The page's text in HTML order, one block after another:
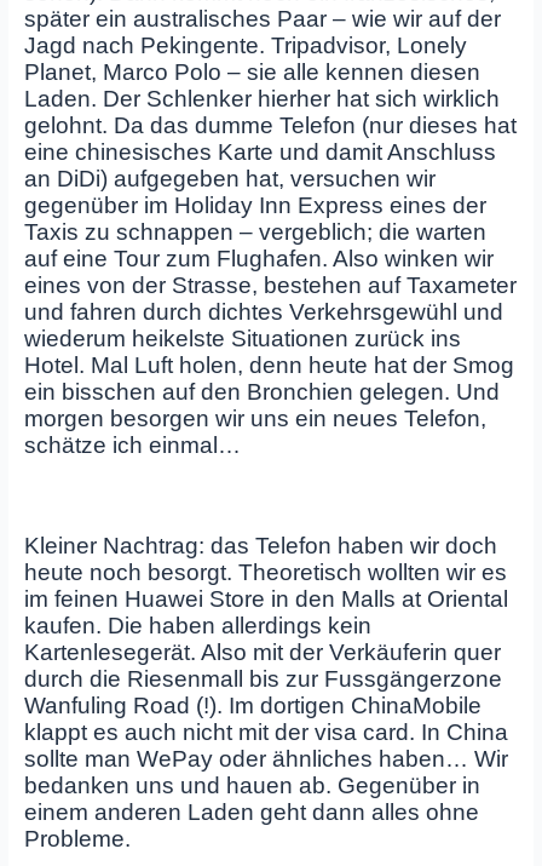
später ein australisches Paar – wie wir auf der
Jagd nach Pekingente. Tripadvisor, Lonely
Planet, Marco Polo – sie alle kennen diesen
Laden. Der Schlenker hierher hat sich wirklich
gelohnt. Da das dumme Telefon (nur dieses hat
eine chinesisches Karte und damit Anschluss
an DiDi) aufgegeben hat, versuchen wir
gegenüber im Holiday Inn Express eines der
Taxis zu schnappen – vergeblich; die warten
auf eine Tour zum Flughafen. Also winken wir
eines von der Strasse, bestehen auf Taxameter
und fahren durch dichtes Verkehrsgewühl und
wiederum heikelste Situationen zurück ins
Hotel. Mal Luft holen, denn heute hat der Smog
ein bisschen auf den Bronchien gelegen. Und
morgen besorgen wir uns ein neues Telefon,
schätze ich einmal…
Kleiner Nachtrag: das Telefon haben wir doch
heute noch besorgt. Theoretisch wollten wir es
im feinen Huawei Store in den Malls at Oriental
kaufen. Die haben allerdings kein
Kartenlesegerät. Also mit der Verkäuferin quer
durch die Riesenmall bis zur Fussgängerzone
Wanfuling Road (!). Im dortigen ChinaMobile
klappt es auch nicht mit der visa card. In China
sollte man WePay oder ähnliches haben… Wir
bedanken uns und hauen ab. Gegenüber in
einem anderen Laden geht dann alles ohne
Probleme.